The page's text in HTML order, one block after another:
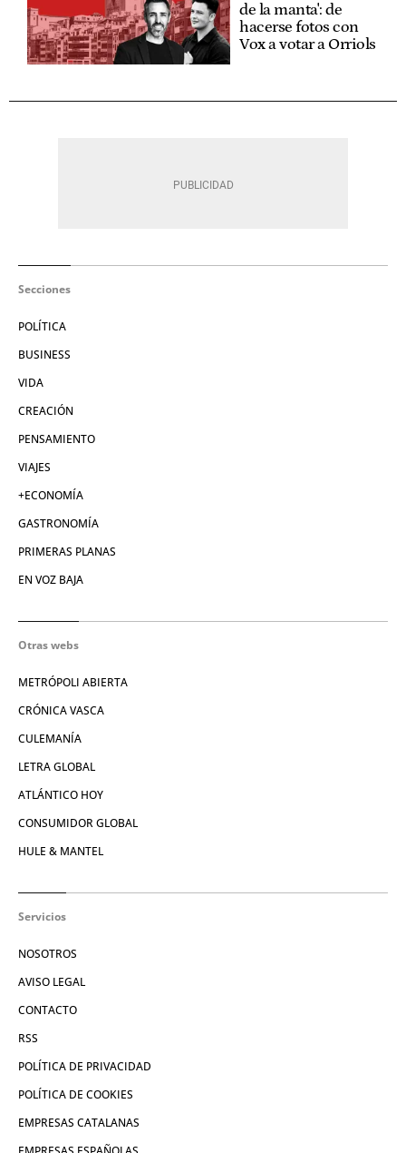
de la manta': de
hacerse fotos con
Vox a votar a Orriols
Secciones
POLÍTICA
BUSINESS
VIDA
CREACIÓN
PENSAMIENTO
VIAJES
+ECONOMÍA
GASTRONOMÍA
PRIMERAS PLANAS
EN VOZ BAJA
Otras webs
METRÓPOLI ABIERTA
CRÓNICA VASCA
CULEMANÍA
LETRA GLOBAL
ATLÁNTICO HOY
CONSUMIDOR GLOBAL
HULE & MANTEL
Servicios
NOSOTROS
AVISO LEGAL
CONTACTO
RSS
POLÍTICA DE PRIVACIDAD
POLÍTICA DE COOKIES
EMPRESAS CATALANAS